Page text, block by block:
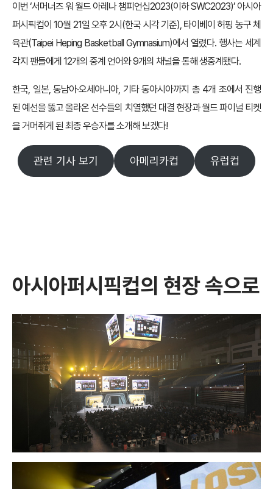
이번 ‘서머너즈 워 월드 아레나 챔피언십2023(이하 SWC2023)’ 아시아
퍼시픽컵이 10월 21일 오후 2시(한국 시각 기준), 타이베이 허핑 농구 체
육관(Taipei Heping Basketball Gymnasium)에서 열렸다. 행사는 세계
각지 팬들에게 12개의 중계 언어와 9개의 채널을 통해 생중계됐다.
한국, 일본, 동남아·오세아니아, 기타 동아시아까지 총 4개 조에서 진행
된 예선을 뚫고 올라온 선수들의 치열했던 대결 현장과 월드 파이널 티켓
을 거머쥐게 된 최종 우승자를 소개해 보겠다!
관련 기사 보기 아메리카컵 유럽컵
아시아퍼시픽컵의 현장 속으로